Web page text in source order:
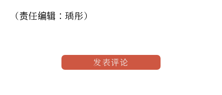
（责任编辑：瑀彤）
发表评论